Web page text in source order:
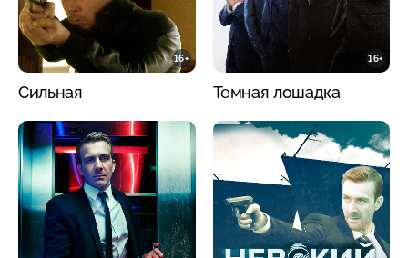
16+
Сильная
16+
Темная лошадка